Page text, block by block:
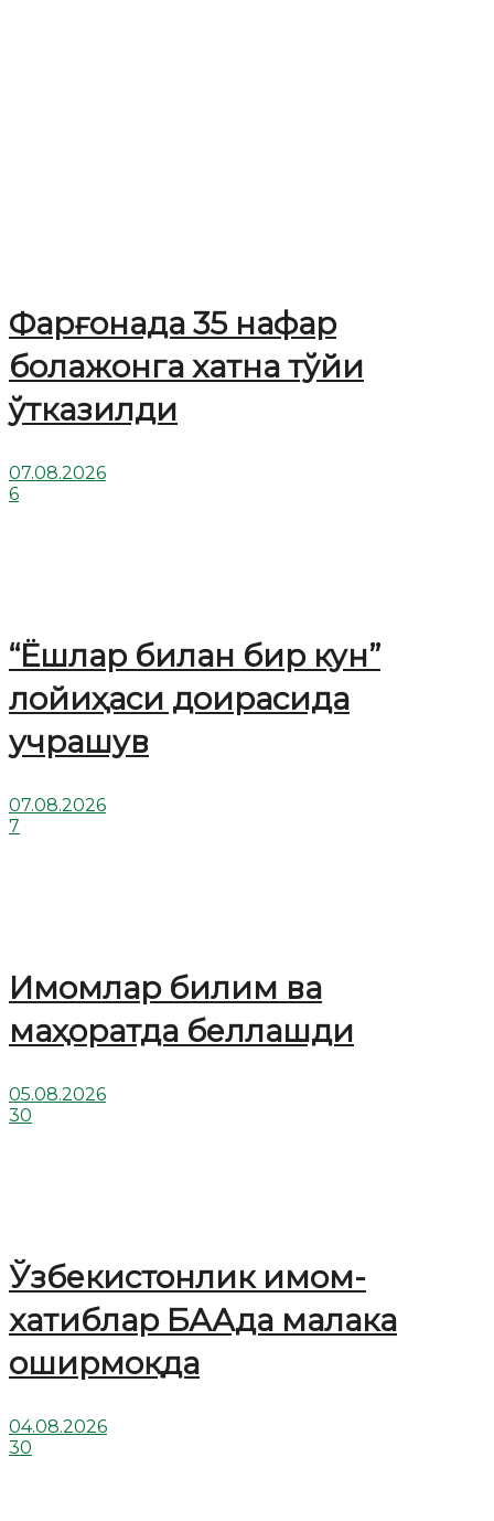
Фарғонада 35 нафар
болажонга хатна тўйи
ўтказилди
07.08.2026
6
“Ёшлар билан бир кун”
лойиҳаси доирасида
учрашув
07.08.2026
7
Имомлар билим ва
маҳоратда беллашди
05.08.2026
30
Ўзбекистонлик имом-
хатиблар БААда малака
оширмоқда
04.08.2026
30